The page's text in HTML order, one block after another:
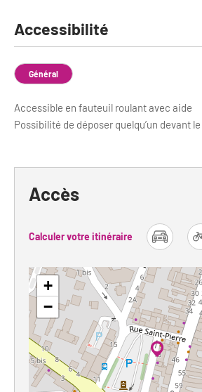
Accessibilité
Général
Accessible en fauteuil roulant avec aide
Possibilité de déposer quelqu’un devant
Accès
Calculer votre itinéraire
car
+
−